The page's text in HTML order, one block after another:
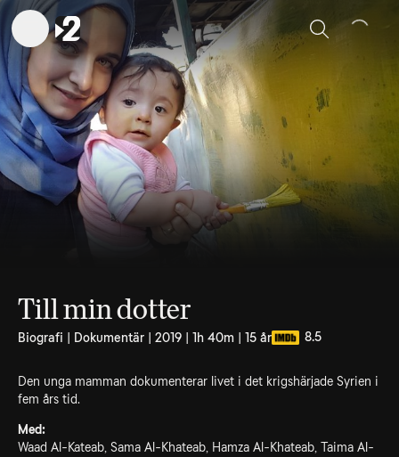
Sök
Till min dotter
Biografi | Dokumentär | 2019 | 1h 40m | 15 år 8.5
Den unga mamman dokumenterar livet i det krigshärjade Syrien i
fem års tid.
Med:
Waad Al-Kateab, Sama Al-Khateab, Hamza Al-Khateab, Taima Al-